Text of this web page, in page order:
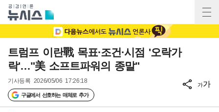
트럼프 이란戰 목표·조건·시점 '오락가
락'…"美 소프트파워의 종말"
기사등록 2026/05/06 17:26:18
구글에서 선호하는 매체로 추가
가가